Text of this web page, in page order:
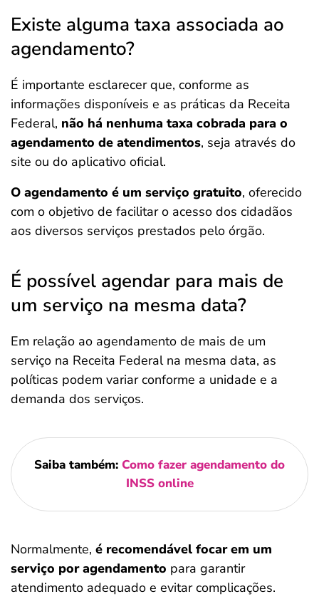
Existe alguma taxa associada ao
agendamento?
É importante esclarecer que, conforme as
informações disponíveis e as práticas da Receita
Federal, não há nenhuma taxa cobrada para o
agendamento de atendimentos, seja através do
site ou do aplicativo oficial.
O agendamento é um serviço gratuito, oferecido
com o objetivo de facilitar o acesso dos cidadãos
aos diversos serviços prestados pelo órgão.
É possível agendar para mais de
um serviço na mesma data?
Em relação ao agendamento de mais de um
serviço na Receita Federal na mesma data, as
políticas podem variar conforme a unidade e a
demanda dos serviços.
Saiba também: Como fazer agendamento do
INSS online
Normalmente, é recomendável focar em um
serviço por agendamento para garantir
atendimento adequado e evitar complicações.